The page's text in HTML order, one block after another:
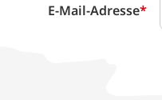
E-Mail-Adresse*